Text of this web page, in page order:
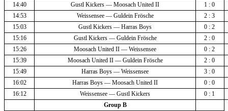
14:40
Gustl Kickers — Moosach United II
1 : 0
14:53
Weissensee — Guldein Frösche
2 : 3
15:03
Gustl Kickers — Harras Boys
0 : 2
15:16
Gustl Kickers — Guldein Frösche
2 : 0
15:26
Moosach United II — Weissensee
0 : 2
15:39
Moosach United II — Guldein Frösche
2 : 0
15:49
Harras Boys — Weissensee
3 : 0
16:02
Harras Boys — Moosach United II
0 : 0
16:12
Weissensee — Gustl Kickers
0 : 1
Group B